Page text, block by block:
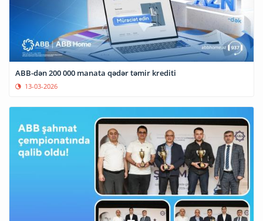
ABB-dən 200 000 manata qədər təmir krediti
13-03-2026